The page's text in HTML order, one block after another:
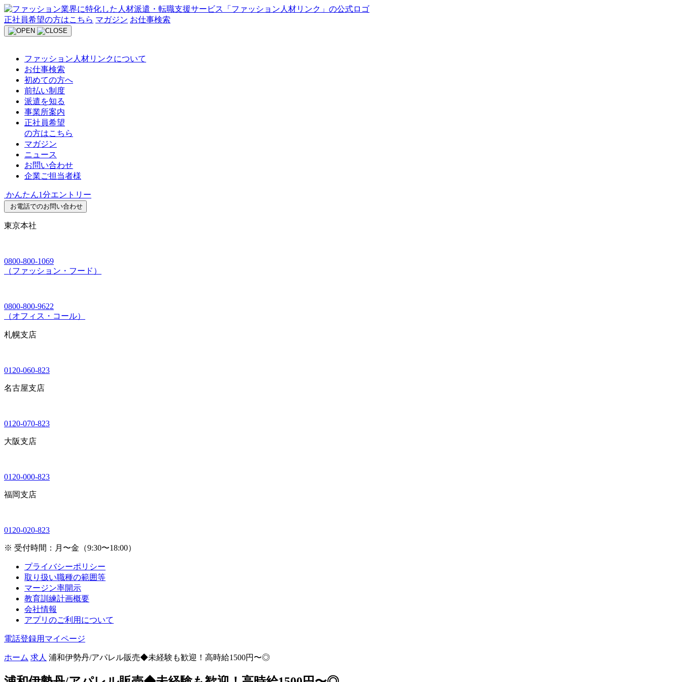
Skip
to
content
正社員希望の方はこちら マガジン お仕事検索
ファッション人材リンクについて
お仕事検索
初めての方へ
前払い制度
派遣を知る
事業所案内
正社員希望
の方はこちら
マガジン
ニュース
お問い合わせ
企業ご担当者様
かんたん1分エントリー
お電話でのお問い合わせ
東京本社
0800-800-1069
（ファッション・フード）
0800-800-9622
（オフィス・コール）
札幌支店
0120-060-823
名古屋支店
0120-070-823
大阪支店
0120-000-823
福岡支店
0120-020-823
※ 受付時間：月〜金（9:30〜18:00）
プライバシーポリシー
取り扱い職種の範囲等
マージン率開示
教育訓練計画概要
会社情報
アプリのご利用について
電話登録用マイページ
ホーム 求人 浦和伊勢丹/アパレル販売◆未経験も歓迎！高時給1500円〜◎